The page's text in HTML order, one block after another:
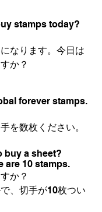
stamps today?
なります。今日は
か？
forever stamps.
を数枚ください。
buy a sheet?
are 10 stamps.
か？
、切手が10枚つい